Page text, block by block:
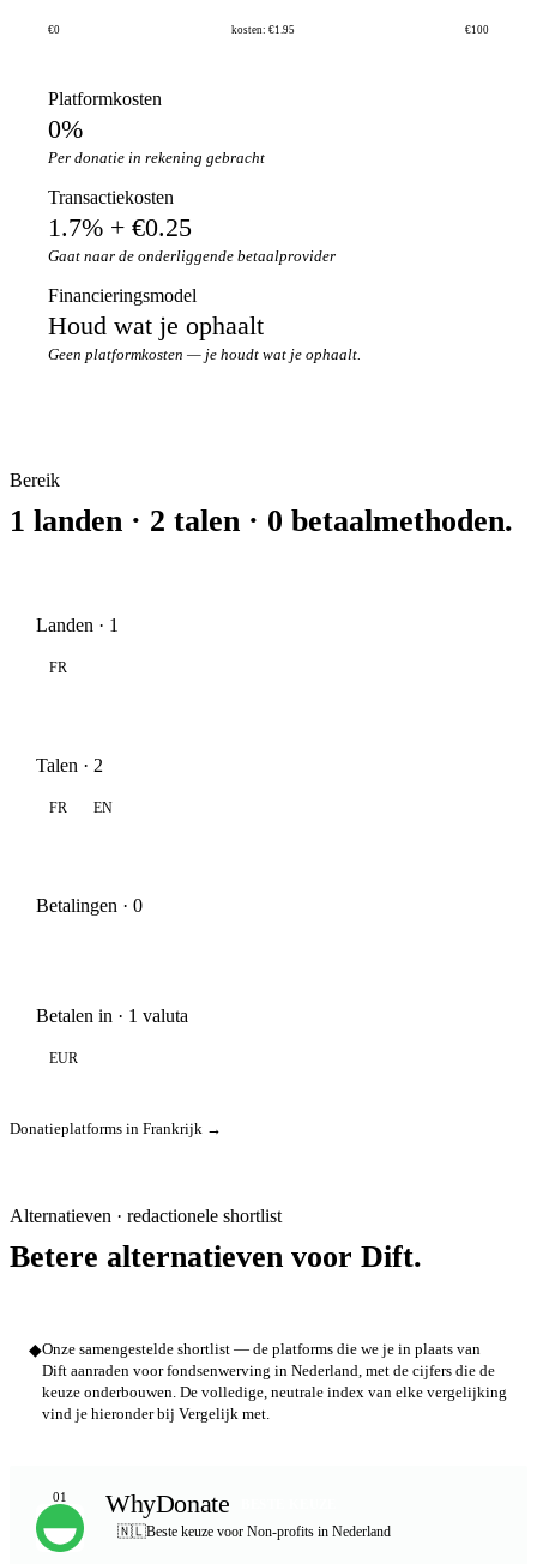
€0 kosten: €1.95 €100
Platformkosten
0%
Per donatie in rekening gebracht
Transactiekosten
1.7% + €0.25
Gaat naar de onderliggende betaalprovider
Financieringsmodel
Houd wat je ophaalt
Geen platformkosten — je houdt wat je ophaalt.
Bereik
1 landen · 2 talen · 0 betaalmethoden.
Landen · 1
FR
Talen · 2
FR EN
Betalingen · 0
Betalen in · 1 valuta
EUR
Donatieplatforms in Frankrijk →
Alternatieven · redactionele shortlist
Betere alternatieven voor Dift.
◆Onze samengestelde shortlist — de platforms die we je in plaats van
Dift aanraden voor fondsenwerving in Nederland, met de cijfers die de
keuze onderbouwen. De volledige, neutrale index van elke vergelijking
vind je hieronder bij Vergelijk met.
01 WhyDonate
🇳🇱Beste keuze voor Non-profits in Nederland